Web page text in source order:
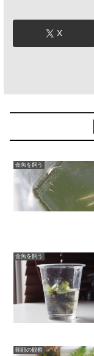
X
金魚を飼う
金魚を飼う
朝顔の観察